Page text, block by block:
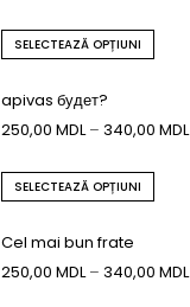
SELECTEAZĂ OPȚIUNI
apivas будет?
250,00 MDL – 340,00 MDL
SELECTEAZĂ OPȚIUNI
Cel mai bun frate
250,00 MDL – 340,00 MDL